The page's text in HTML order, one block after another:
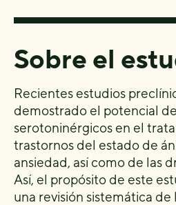
Sobre el
Recientes estudios
demostrado el potencial
serotoninérgicos en el
trastornos del estado de
ansiedad, así como de las
Así, el propósito de este
una revisión sistemática